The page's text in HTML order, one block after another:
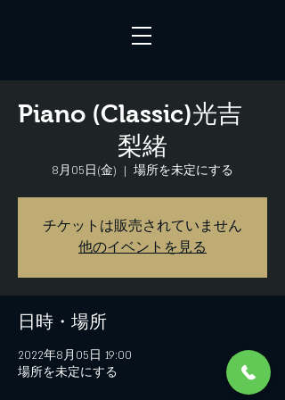
Piano (Classic)光吉
梨緒
8月05日(金)
  |
場所を未定にする
チケットは販売されていません
他のイベントを見る
日時・場所
2022年8月05日 19:00
場所を未定にする